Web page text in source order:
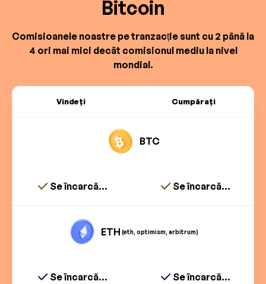
Bitcoin
Comisioanele noastre pe tranzacție sunt cu 2 până la
4 ori mai mici decât comisionul mediu la nivel
mondial.
Vindeți Cumpărați
BTC
Se încarcă... Se încarcă...
ETH (eth, optimism, arbitrum)
Se încarcă... Se încarcă...